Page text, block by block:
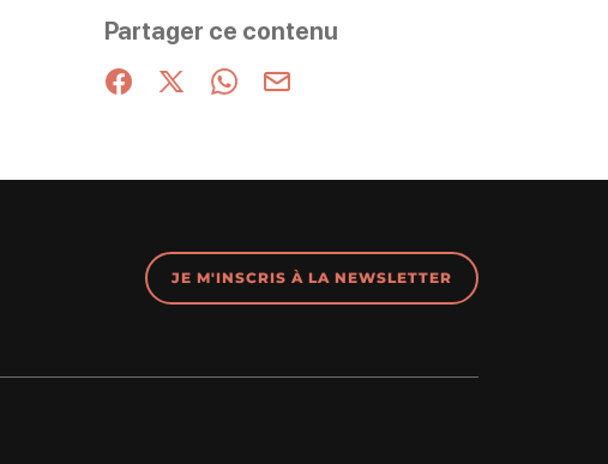
Partager ce contenu
Partager sur Facebook (nouvelle fenêtre)
Partager sur X / Twitter (nouvelle fenêtre)
Partager sur WhatsApp
Partager par mail
JE M'INSCRIS À LA NEWSLETTER